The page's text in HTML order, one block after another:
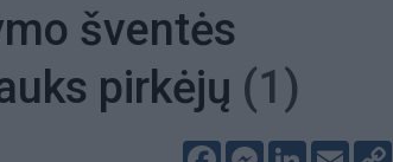
šventės
pirkėjų (1)
FacebookMessenger
LinkedIn
Email